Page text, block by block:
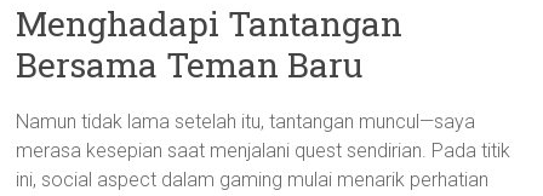
Menghadapi Tantangan
Bersama Teman Baru
Namun tidak lama setelah itu, tantangan muncul—saya
merasa kesepian saat menjalani quest sendirian. Pada titik
ini, social aspect dalam gaming mulai menarik perhatian